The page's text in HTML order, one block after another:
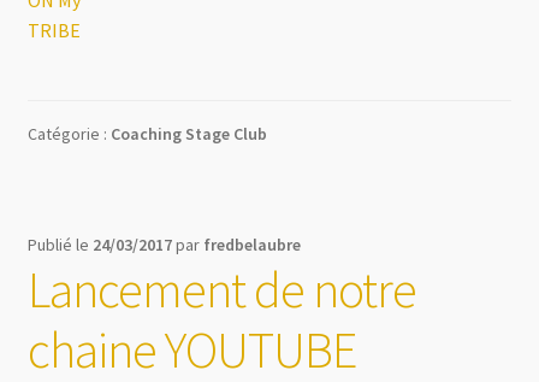
Catégorie : Coaching Stage Club
Publié le 24/03/2017par fredbelaubre
Lancement de notre
chaine YOUTUBE